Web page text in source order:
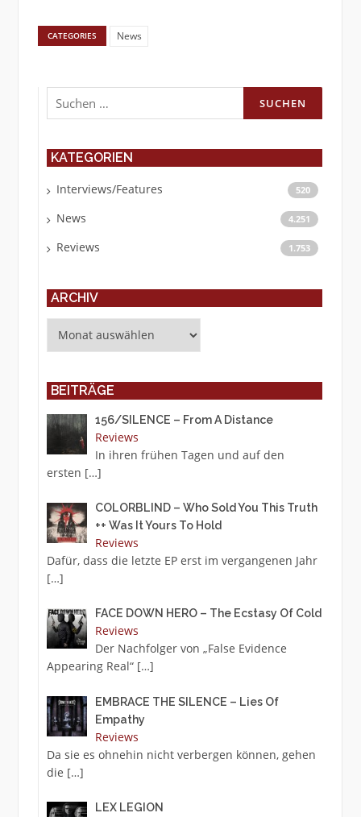
CATEGORIES News
Suchen
nach:
KATEGORIEN
Interviews/Features 520
News 4.251
Reviews 1.753
ARCHIV
BEITRÄGE
156/SILENCE – From A Distance
Reviews
In ihren frühen Tagen und auf den
ersten […]
COLORBLIND – Who Sold You This Truth
++ Was It Yours To Hold
Reviews
Dafür, dass die letzte EP erst im vergangenen Jahr
[…]
FACE DOWN HERO – The Ecstasy Of Cold
Reviews
Der Nachfolger von „False Evidence
Appearing Real“ […]
EMBRACE THE SILENCE – Lies Of
Empathy
Reviews
Da sie es ohnehin nicht verbergen können, gehen
die […]
LEX LEGION